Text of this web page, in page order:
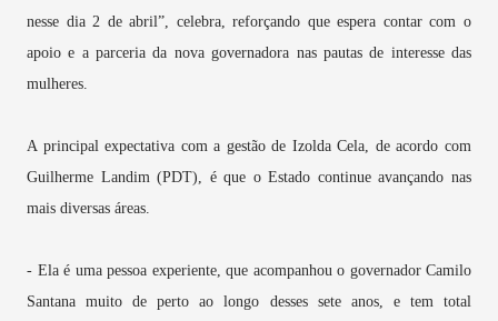
nesse dia 2 de abril”, celebra, reforçando que espera contar com o
apoio e a parceria da nova governadora nas pautas de interesse das
mulheres.
A principal expectativa com a gestão de Izolda Cela, de acordo com
Guilherme Landim (PDT), é que o Estado continue avançando nas
mais diversas áreas.
- Ela é uma pessoa experiente, que acompanhou o governador Camilo
Santana muito de perto ao longo desses sete anos, e tem total